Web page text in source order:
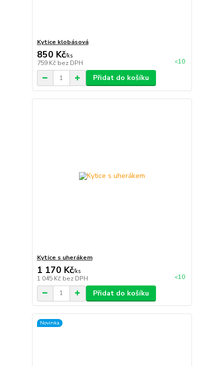
Kytice klobásová
850 Kč/ks
759 Kč bez DPH <10
Přidat do košíku
Kytice s uherákem
1 170 Kč/ks
1 045 Kč bez DPH <10
Přidat do košíku
Novinka